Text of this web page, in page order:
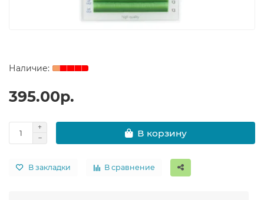
395.00р.
В корзину
В закладки В сравнение